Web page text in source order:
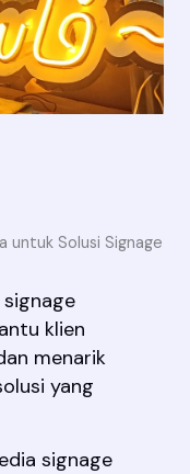
untuk Solusi Signage
klien
menarik
yang
signage